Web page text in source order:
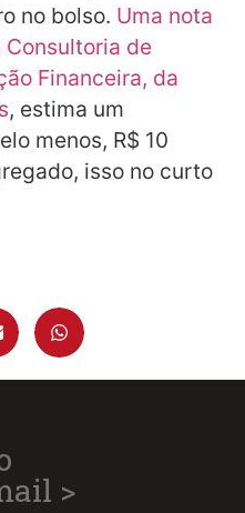
no bolso. Uma nota
de
Financeira, da
, estima um
menos, R$ 10
isso no curto
>